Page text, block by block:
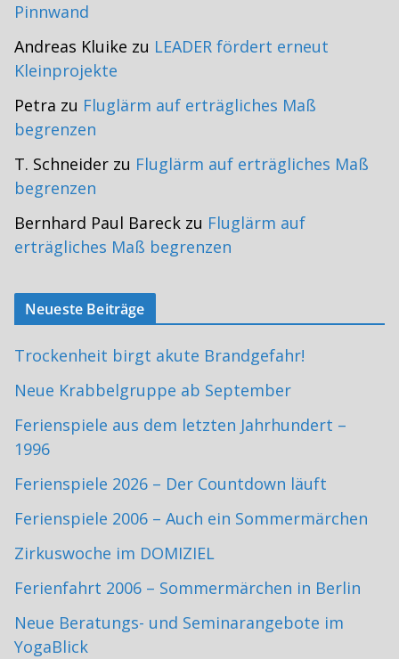
Pinnwand
Andreas Kluike zu LEADER fördert erneut
Kleinprojekte
Petra zu Fluglärm auf erträgliches Maß
begrenzen
T. Schneider zu Fluglärm auf erträgliches Maß
begrenzen
Bernhard Paul Bareck zu Fluglärm auf
erträgliches Maß begrenzen
Neueste Beiträge
Trockenheit birgt akute Brandgefahr!
Neue Krabbelgruppe ab September
Ferienspiele aus dem letzten Jahrhundert –
1996
Ferienspiele 2026 – Der Countdown läuft
Ferienspiele 2006 – Auch ein Sommermärchen
Zirkuswoche im DOMIZIEL
Ferienfahrt 2006 – Sommermärchen in Berlin
Neue Beratungs- und Seminarangebote im
YogaBlick